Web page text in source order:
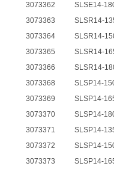
3073362
SLSE14-
3073363
SLSR14-
3073364
SLSR14-
3073365
SLSR14-
3073366
SLSR14-
3073368
SLSP14-
3073369
SLSP14-
3073370
SLSP14-
3073371
SLSP14-
3073372
SLSP14-
3073373
SLSP14-